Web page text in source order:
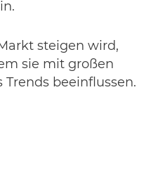
steigen wird,
sie mit großen
beeinflussen.